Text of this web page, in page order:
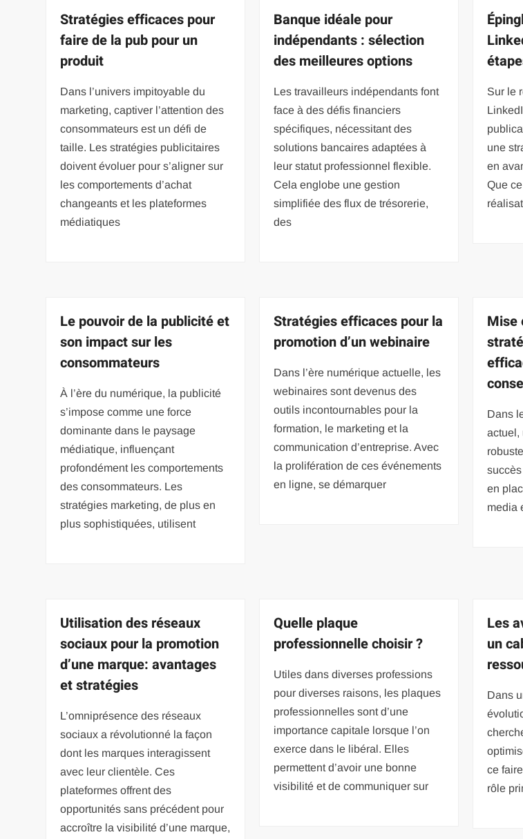
Stratégies efficaces pour
faire de la pub pour un
produit
Dans l’univers impitoyable du
marketing, captiver l’attention des
consommateurs est un défi de
taille. Les stratégies publicitaires
doivent évoluer pour s’aligner sur
les comportements d’achat
changeants et les plateformes
médiatiques
Banque idéale pour
indépendants : sélection
des meilleures options
Les travailleurs indépendants font
face à des défis financiers
spécifiques, nécessitant des
solutions bancaires adaptées à
leur statut professionnel flexible.
Cela englobe une gestion
simplifiée des flux de trésorerie,
des
Sur le
une
en
Que
Le pouvoir de la publicité et
son impact sur les
consommateurs
À l’ère du numérique, la publicité
s’impose comme une force
dominante dans le paysage
médiatique, influençant
profondément les comportements
des consommateurs. Les
stratégies marketing, de plus en
plus sophistiquées, utilisent
Stratégies efficaces pour la
promotion d’un webinaire
Dans l’ère numérique actuelle, les
webinaires sont devenus des
outils incontournables pour la
formation, le marketing et la
communication d’entreprise. Avec
la prolifération de ces événements
en ligne, se démarquer
Mise
Dans
actuel,
en
media
Utilisation des réseaux
sociaux pour la promotion
d’une marque: avantages
et stratégies
L’omniprésence des réseaux
sociaux a révolutionné la façon
dont les marques interagissent
avec leur clientèle. Ces
plateformes offrent des
opportunités sans précédent pour
accroître la visibilité d’une marque,
Quelle plaque
professionnelle choisir ?
Utiles dans diverses professions
pour diverses raisons, les plaques
professionnelles sont d’une
importance capitale lorsque l’on
exerce dans le libéral. Elles
permettent d’avoir une bonne
visibilité et de communiquer sur
Les
un
Dans
ce
rôle